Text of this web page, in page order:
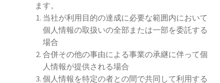
ます。
当社が利用目的の達成に必要な範囲内において
個人情報の取扱いの全部または一部を委託する
場合
合併その他の事由による事業の承継に伴って個
人情報が提供される場合
個人情報を特定の者との間で共同して利用する